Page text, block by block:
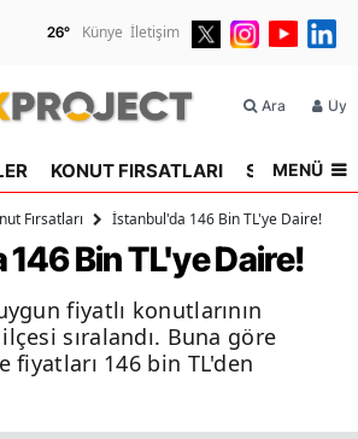
26° Künye İletişim
Ara
KONUT FIRSATLARI SEKTÖR
MENÜ
Fırsatları İstanbul'da 146 Bin TL'ye Daire!
Bin TL'ye Daire!
fiyatlı konutlarının
sıralandı. Buna göre
fiyatları 146 bin TL'den